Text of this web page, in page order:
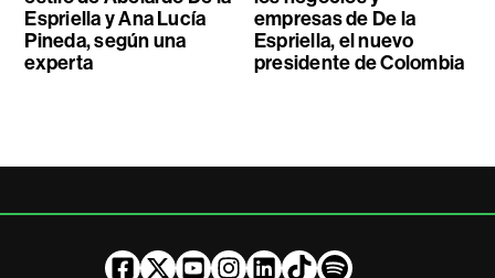
Espriella y Ana Lucía
Pineda, según una
experta
empresas de De la
Espriella, el nuevo
presidente de Colombia